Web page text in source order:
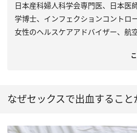
日本産科婦人科学会専門医、日本医
学博士、インフェクションコントロ
女性のヘルスケアアドバイザー、航
なぜセックスで出血すること